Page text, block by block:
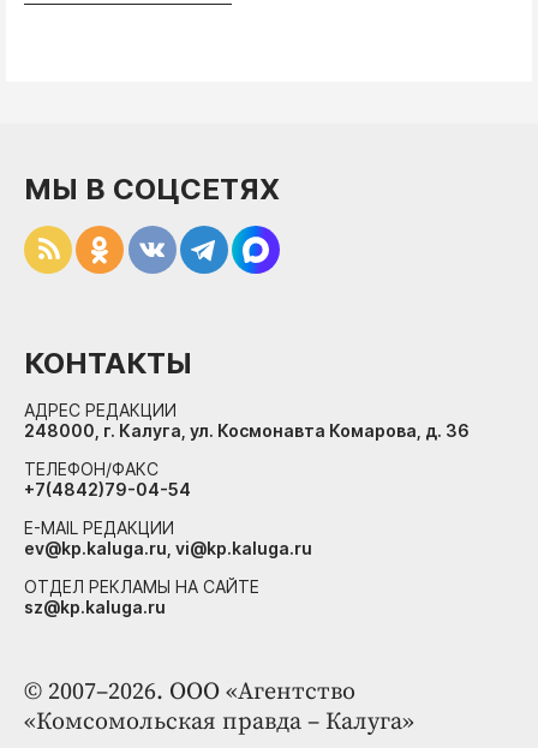
© 2007–2026. ООО «Агентство
«Комсомольская правда – Калуга»
МЫ В СОЦСЕТЯХ
КОНТАКТЫ
АДРЕС РЕДАКЦИИ
248000, г. Калуга, ул. Космонавта Комарова, д. 36
ТЕЛЕФОН/ФАКС
+7(4842)79-04-54
E-MAIL РЕДАКЦИИ
ev@kp.kaluga.ru, vi@kp.kaluga.ru
ОТДЕЛ РЕКЛАМЫ НА САЙТЕ
sz@kp.kaluga.ru